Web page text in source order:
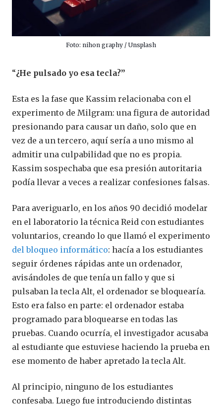
Foto: nihon graphy / Unsplash
“¿He pulsado yo esa tecla?”
Esta es la fase que Kassim relacionaba con el
experimento de Milgram: una figura de autoridad
presionando para causar un daño, solo que en
vez de a un tercero, aquí sería a uno mismo al
admitir una culpabilidad que no es propia.
Kassim sospechaba que esa presión autoritaria
podía llevar a veces a realizar confesiones falsas.
Para averiguarlo, en los años 90 decidió modelar
en el laboratorio la técnica Reid con estudiantes
voluntarios, creando lo que llamó el experimento
del bloqueo informático: hacía a los estudiantes
seguir órdenes rápidas ante un ordenador,
avisándoles de que tenía un fallo y que si
pulsaban la tecla Alt, el ordenador se bloquearía.
Esto era falso en parte: el ordenador estaba
programado para bloquearse en todas las
pruebas. Cuando ocurría, el investigador acusaba
al estudiante que estuviese haciendo la prueba en
ese momento de haber apretado la tecla Alt.
Al principio, ninguno de los estudiantes
confesaba. Luego fue introduciendo distintas